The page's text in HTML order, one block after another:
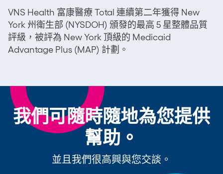
VNS Health 富康醫療 Total 連續第二年獲得 New
York 州衛生部 (NYSDOH) 頒發的最高 5 星整體品質
評級，被評為 New York 頂級的 Medicaid
Advantage Plus (MAP) 計劃。
我們可隨時隨地為您提供
幫助。
並且我們很高興與您交談。